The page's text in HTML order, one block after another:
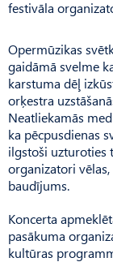
festivāla
Opermūzikas
gaidāmā svelme
karstuma dēļ
orķestra
Neatliekamās
ka pēcpusdienas
ilgstoši uzturoties
organizatori
baudījums.
Koncerta
pasākuma
kultūras